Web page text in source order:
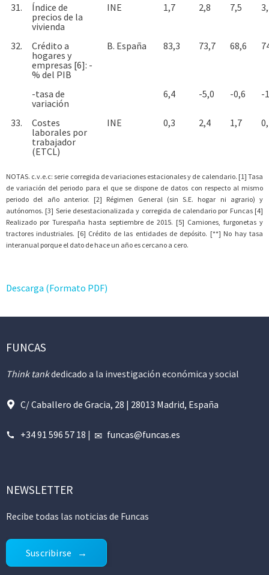
31.
Índice de
precios de la
vivienda
INE 1,7 2,8 7,5
32.
Crédito a
hogares y
empresas [6]: -
% del PIB
B. España 83,3 73,7 68,6
-tasa de
variación
6,4 -5,0 -0,6 -
33.
Costes
laborales por
trabajador
(ETCL)
INE 0,3 2,4 1,7
NOTAS. c.v.e.c: serie corregida de variaciones estacionales y de calendario. [1] Tasa
de variación del periodo para el que se dispone de datos con respecto al mismo
periodo del año anterior. [2] Régimen General (sin S.E. hogar ni agrario) y
autónomos. [3] Serie desestacionalizada y corregida de calendario por Funcas [4]
Realizado por Turespaña hasta septiembre de 2015. [5] Camiones, furgonetas y
tractores industriales. [6] Crédito de las entidades de depósito. [**] No hay tasa
interanual porque el dato de hace un año es cercano a cero.
Descarga (Formato PDF)
FUNCAS
Think tankdedicado a la investigación económica y social
C/ Caballero de Gracia, 28 | 28013 Madrid, España
+34 91 596 57 18 | funcas@funcas.es
NEWSLETTER
Recibe todas las noticias de Funcas
Suscribirse